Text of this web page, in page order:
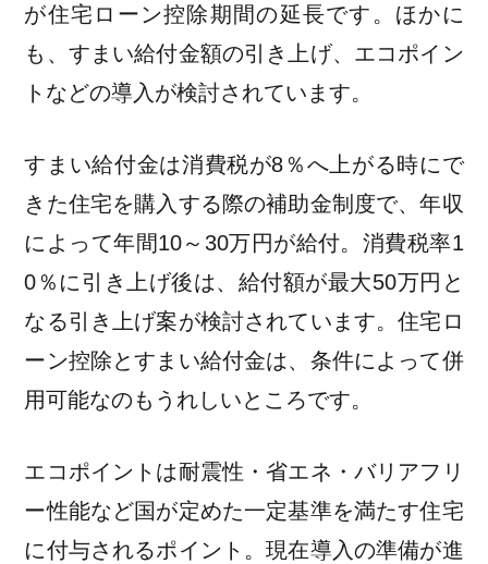
が住宅ローン控除期間の延長です。ほかに
も、すまい給付金額の引き上げ、エコポイン
トなどの導入が検討されています。
すまい給付金は消費税が8％へ上がる時にで
きた住宅を購入する際の補助金制度で、年収
によって年間10～30万円が給付。消費税率1
0％に引き上げ後は、給付額が最大50万円と
なる引き上げ案が検討されています。住宅ロ
ーン控除とすまい給付金は、条件によって併
用可能なのもうれしいところです。
エコポイントは耐震性・省エネ・バリアフリ
ー性能など国が定めた一定基準を満たす住宅
に付与されるポイント。現在導入の準備が進